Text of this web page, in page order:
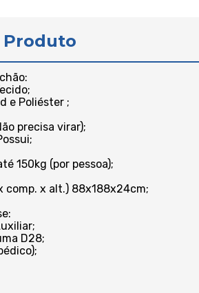
Produto
e Poliéster ;
precisa virar);
150kg (por pessoa);
comp. x alt.) 88x188x24cm;
D28;